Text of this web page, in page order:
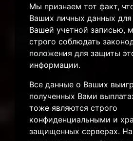
Мы признаем тот факт,
Ваших личных данных для
Вашей учетной записью,
строго соблюдать
положения для защиты
информации.
Все данные о Ваших
полученных Вами
тоже являются строго
конфиденциальными и
защищенных серверах.